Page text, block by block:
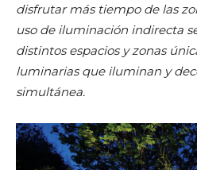
disfrutar más tiempo de las
uso de iluminación indirecta
distintos espacios y zonas
luminarias que iluminan y
simultánea.